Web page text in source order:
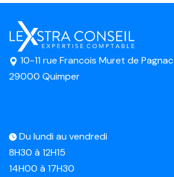
10-11 rue Francois Muret de Pagnac
29000 Quimper
Du lundi au vendredi
8H30 à 12H15
14H00 à 17H30